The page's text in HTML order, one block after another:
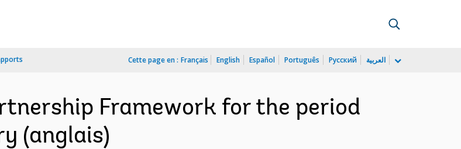
Cette page en : Français English Español Português Русский العربية
Framework for the period
(anglais)